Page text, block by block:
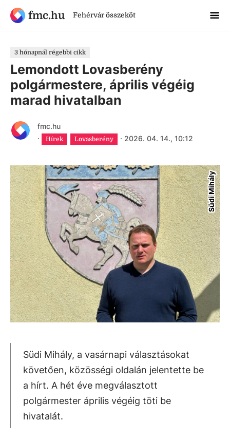
fmc.hu Fehérvár összeköt
3 hónapnál régebbi cikk
Lemondott Lovasberény
polgármestere, április végéig
marad hivatalban
fmc.hu
·
Hírek Lovasberény · 2026. 04. 14., 10:12
Südi Mihály
Südi Mihály, a vasárnapi választásokat
követően, közösségi oldalán jelentette be
a hírt. A hét éve megválasztott
polgármester április végéig töti be
hivatalát.